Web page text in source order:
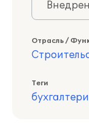
Отрасль /
Теги